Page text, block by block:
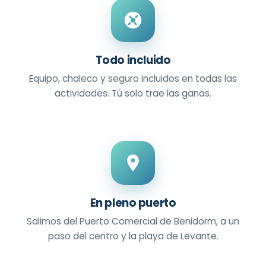
Todo incluido
Equipo, chaleco y seguro incluidos en todas las
actividades. Tú solo trae las ganas.
En pleno puerto
Salimos del Puerto Comercial de Benidorm, a un
paso del centro y la playa de Levante.